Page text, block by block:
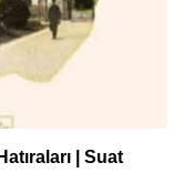
| Suat